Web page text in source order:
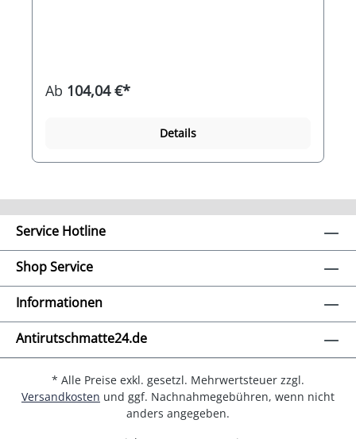
Palette äußerst robust und hält auch extremen
Einsatzbereichen stand. Traglast / statisch: 7500
Lagerregal: 1250kg Material: PE-RE /
NR/SBRTemperaturbereich: -30°C bis
Ab 104,04 €*
Details
Service Hotline
Shop Service
Informationen
Antirutschmatte24.de
* Alle Preise exkl. gesetzl. Mehrwertsteuer zzgl.
Versandkosten und ggf. Nachnahmegebühren, wenn nicht
anders angegeben.